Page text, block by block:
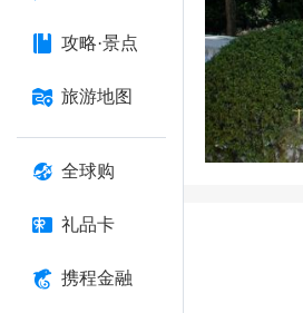
攻略·景点
旅游地图
全球购
礼品卡
携程金融